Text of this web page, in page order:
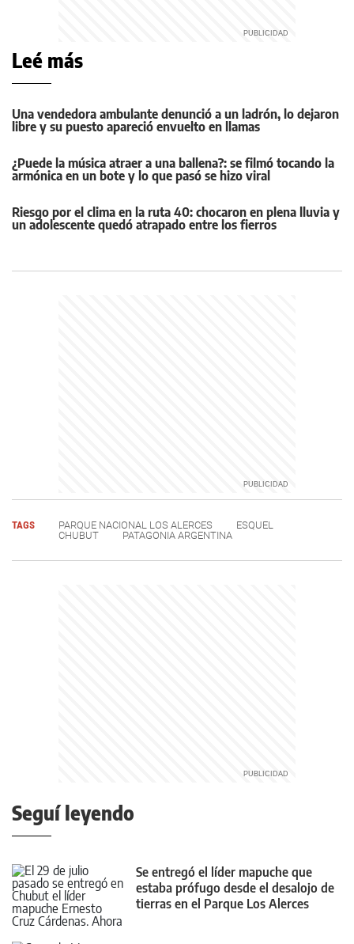
Leé más
Una vendedora ambulante denunció a un ladrón, lo dejaron
libre y su puesto apareció envuelto en llamas
¿Puede la música atraer a una ballena?: se filmó tocando la
armónica en un bote y lo que pasó se hizo viral
Riesgo por el clima en la ruta 40: chocaron en plena lluvia y
un adolescente quedó atrapado entre los fierros
TAGS PARQUE NACIONAL LOS ALERCES
ESQUEL
CHUBUT
PATAGONIA ARGENTINA
Seguí leyendo
Se entregó el líder mapuche que
estaba prófugo desde el desalojo de
tierras en el Parque Los Alerces